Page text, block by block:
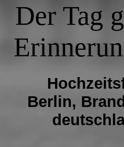
Der Tag
Berlin,
Über mich
Weitere Bereiche
Anfrage stellen →